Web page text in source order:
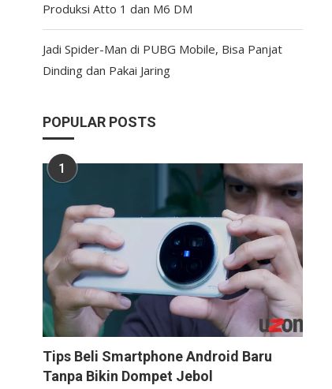
Produksi Atto 1 dan M6 DM
Jadi Spider-Man di PUBG Mobile, Bisa Panjat
Dinding dan Pakai Jaring
POPULAR POSTS
1
Tips Beli Smartphone Android Baru
Tanpa Bikin Dompet Jebol